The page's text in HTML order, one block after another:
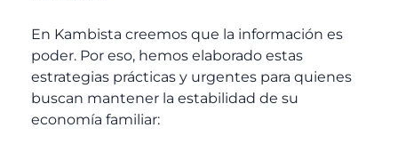
En Kambista creemos que la información es
poder. Por eso, hemos elaborado estas
estrategias prácticas y urgentes para quienes
buscan mantener la estabilidad de su
economía familiar: